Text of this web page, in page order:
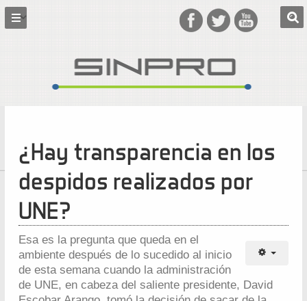
¿Hay transparencia en los
despidos realizados por
UNE?
Esa es la pregunta que queda en el
ambiente después de lo sucedido al inicio
de esta semana cuando la administración
de UNE, en cabeza del saliente presidente, David